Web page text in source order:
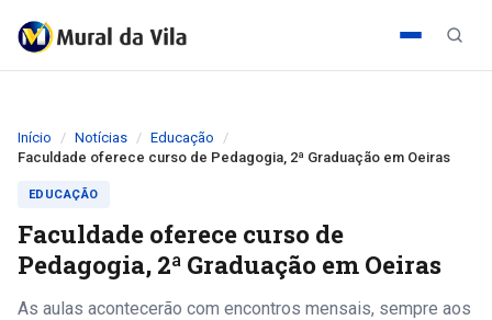
Início Notícias
Educação
Faculdade oferece curso de Pedagogia, 2ª Graduação em Oeiras
EDUCAÇÃO
Faculdade oferece curso de
Pedagogia, 2ª Graduação em Oeiras
As aulas acontecerão com encontros mensais, sempre aos